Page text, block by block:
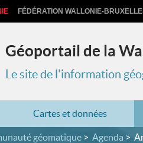
FÉDÉRATION WALLONIE-
Géoportail de la
Le site de l'information
Cartes et données
géomatique Agenda